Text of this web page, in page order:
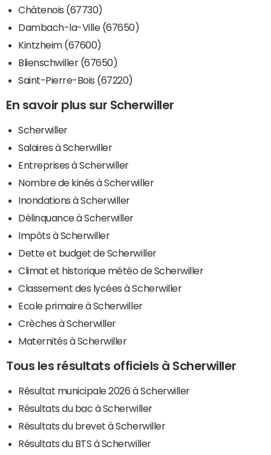
Châtenois (67730)
Dambach-la-Ville (67650)
Kintzheim (67600)
Blienschwiller (67650)
Saint-Pierre-Bois (67220)
En savoir plus sur Scherwiller
Scherwiller
Salaires à Scherwiller
Entreprises à Scherwiller
Nombre de kinés à Scherwiller
Inondations à Scherwiller
Délinquance à Scherwiller
Impôts à Scherwiller
Dette et budget de Scherwiller
Climat et historique météo de Scherwiller
Classement des lycées à Scherwiller
Ecole primaire à Scherwiller
Crèches à Scherwiller
Maternités à Scherwiller
Tous les résultats officiels à Scherwiller
Résultat municipale 2026 à Scherwiller
Résultats du bac à Scherwiller
Résultats du brevet à Scherwiller
Résultats du BTS à Scherwiller